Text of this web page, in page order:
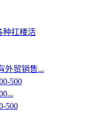
种扛楼活
外贸销售...
500